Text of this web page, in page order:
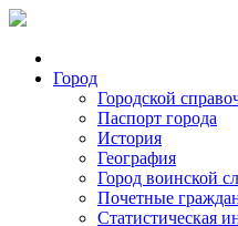
Город
Городской
Паспорт города
История
География
Город воинской
Почетные
Статистическая